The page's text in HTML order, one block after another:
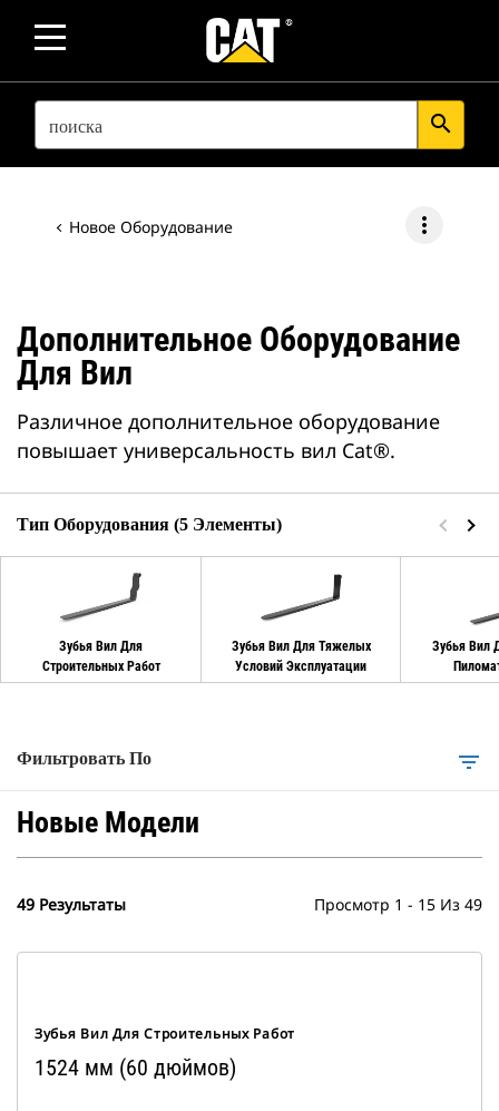
SEARCH search
Новое Оборудование more_vert
Дополнительное Оборудование
Для Вил
Различное дополнительное оборудование
повышает универсальность вил Cat®.
Тип Оборудования (5 Элементы)
Зубья Вил Для
Строительных Работ
Зубья Вил Для Тяжелых
Условий Эксплуатации
Зубья Вил
Фильтровать По filter_list
Новые Модели
49 Результаты Просмотр 1 - 15 Из 49
Зубья Вил Для Строительных Работ
1524 мм (60 дюймов)